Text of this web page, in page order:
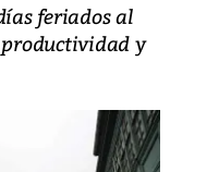
feriados al
y